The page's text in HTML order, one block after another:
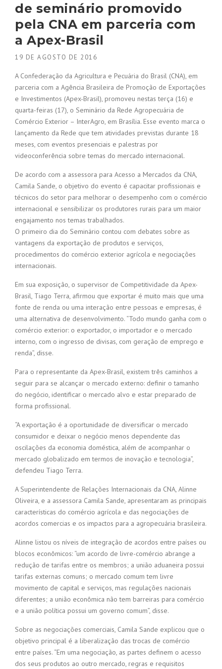
de seminário promovido
pela CNA em parceria com
a Apex-Brasil
19 DE AGOSTO DE 2016
A Confederação da Agricultura e Pecuária do Brasil (CNA), em
parceria com a Agência Brasileira de Promoção de Exportações
e Investimentos (Apex-Brasil), promoveu nestas terça (16) e
quarta-feiras (17), o Seminário da Rede Agropecuária de
Comércio Exterior – InterAgro, em Brasília. Esse evento marca o
lançamento da Rede que tem atividades previstas durante 18
meses, com eventos presenciais e palestras por
videoconferência sobre temas do mercado internacional.
De acordo com a assessora para Acesso a Mercados da CNA,
Camila Sande, o objetivo do evento é capacitar profissionais e
técnicos do setor para melhorar o desempenho com o comércio
internacional e sensibilizar os produtores rurais para um maior
engajamento nos temas trabalhados.
O primeiro dia do Seminário contou com debates sobre as
vantagens da exportação de produtos e serviços,
procedimentos do comércio exterior agrícola e negociações
internacionais.
Em sua exposição, o supervisor de Competitividade da Apex-
Brasil, Tiago Terra, afirmou que exportar é muito mais que uma
fonte de renda ou uma interação entre pessoas e empresas, é
uma alternativa de desenvolvimento. “Todo mundo ganha com o
comércio exterior: o exportador, o importador e o mercado
interno, com o ingresso de divisas, com geração de emprego e
renda”, disse.
Para o representante da Apex-Brasil, existem três caminhos a
seguir para se alcançar o mercado externo: definir o tamanho
do negócio, identificar o mercado alvo e estar preparado de
forma profissional.
“A exportação é a oportunidade de diversificar o mercado
consumidor e deixar o negócio menos dependente das
oscilações da economia doméstica, além de acompanhar o
mercado globalizado em termos de inovação e tecnologia”,
defendeu Tiago Terra.
A Superintendente de Relações Internacionais da CNA, Alinne
Oliveira, e a assessora Camila Sande, apresentaram as principais
características do comércio agrícola e das negociações de
acordos comercias e os impactos para a agropecuária brasileira.
Alinne listou os níveis de integração de acordos entre países ou
blocos econômicos: “um acordo de livre-comércio abrange a
redução de tarifas entre os membros; a união aduaneira possui
tarifas externas comuns; o mercado comum tem livre
movimento de capital e serviços, mas regulações nacionais
diferentes; a união econômica não tem barreiras para comércio
e a união política possui um governo comum”, disse.
Sobre as negociações comerciais, Camila Sande explicou que o
objetivo principal é a liberalização das trocas de comércio
entre países. “Em uma negociação, as partes definem o acesso
dos seus produtos ao outro mercado, regras e requisitos